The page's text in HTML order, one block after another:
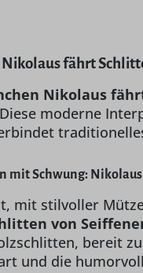
fährt
Nikolaus
moderne
mit Schwung:
mit stilvoller
von
bereit
und die